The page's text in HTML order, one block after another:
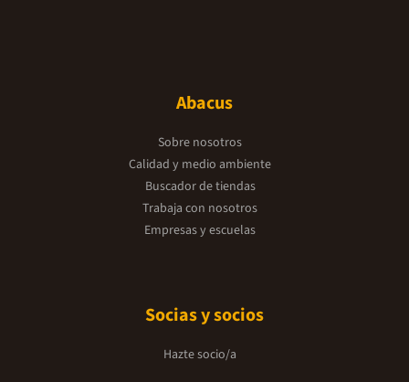
Abacus
Sobre nosotros
Calidad y medio ambiente
Buscador de tiendas
Trabaja con nosotros
Empresas y escuelas
Socias y socios
Hazte socio/a